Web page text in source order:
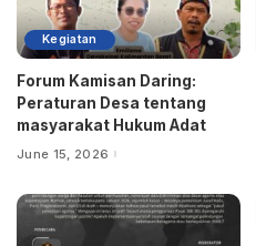
Kegiatan
Forum Kamisan Daring:
Peraturan Desa tentang
masyarakat Hukum Adat
June 15, 2026